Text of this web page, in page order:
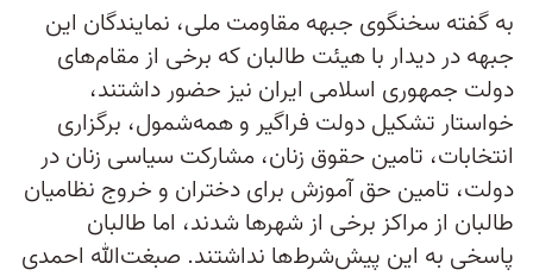
به گفته سخنگوی جبهه مقاومت ملی، نمایندگان این
جبهه در دیدار با هیئت طالبان که برخی از مقام‌های
دولت جمهوری اسلامی ایران نیز حضور داشتند،
خواستار تشکیل دولت فراگیر و همه‌شمول، برگزاری
انتخابات، تامین حقوق زنان، مشارکت سیاسی زنان در
دولت، تامین حق آموزش برای دختران و خروج نظامیان
طالبان از مراکز برخی از شهرها شدند، اما طالبان
پاسخی به این پیش‌شرط‌ها نداشتند. صبغت‌الله احمدی